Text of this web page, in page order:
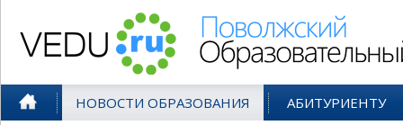
НОВОСТИ ОБРАЗОВАНИЯ АБИТУРИЕНТУ